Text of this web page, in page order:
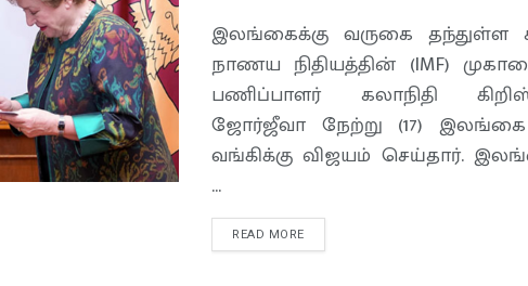
இலங்கைக்கு வருகை தந்துள்ள
நாணய நிதியத்தின் (IMF)
பணிப்பாளர் கலாநிதி
ஜோர்ஜீவா நேற்று (17)
வங்கிக்கு விஜயம் செய்தார்.
...
READ MORE